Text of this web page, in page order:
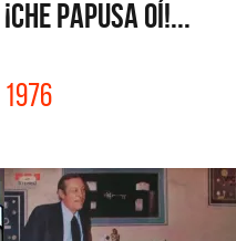
¡CHE PAPUSA OÍ!...
1976